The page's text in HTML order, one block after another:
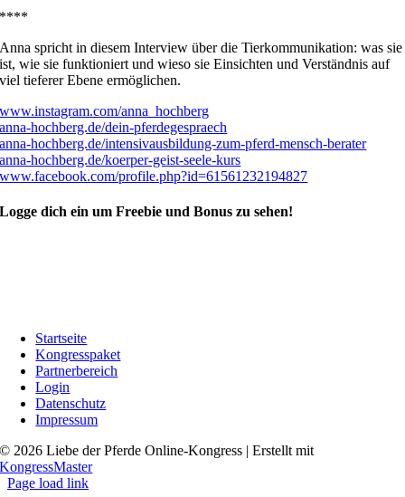
****
Anna spricht in diesem Interview über die Tierkommunikation: was sie
ist, wie sie funktioniert und wieso sie Einsichten und Verständnis auf
viel tieferer Ebene ermöglichen.
www.instagram.com/anna_hochberg
anna-hochberg.de/dein-pferdegespraech
anna-hochberg.de/intensivausbildung-zum-pferd-mensch-berater
anna-hochberg.de/koerper-geist-seele-kurs
www.facebook.com/profile.php?id=61561232194827
Logge dich ein um Freebie und Bonus zu sehen!
Startseite
Kongresspaket
Partnerbereich
Login
Datenschutz
Impressum
© 2026 Liebe der Pferde Online-Kongress | Erstellt mit
KongressMaster
Page load link